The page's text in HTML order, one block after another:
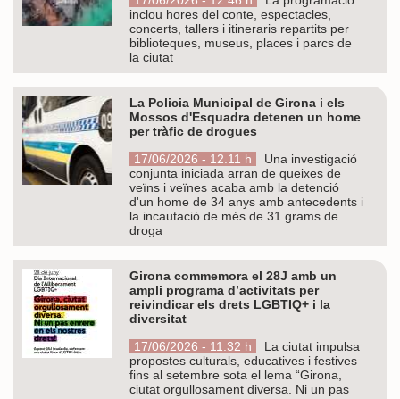
inclou hores del conte, espectacles,
concerts, tallers i itineraris repartits per
biblioteques, museus, places i parcs de
la ciutat
La Policia Municipal de Girona i els
Mossos d'Esquadra detenen un home
per tràfic de drogues
17/06/2026 - 12.11 h
Una investigació
conjunta iniciada arran de queixes de
veïns i veïnes acaba amb la detenció
d'un home de 34 anys amb antecedents i
la incautació de més de 31 grams de
droga
Girona commemora el 28J amb un
ampli programa d’activitats per
reivindicar els drets LGBTIQ+ i la
diversitat
17/06/2026 - 11.32 h
La ciutat impulsa
propostes culturals, educatives i festives
fins al setembre sota el lema “Girona,
ciutat orgullosament diversa. Ni un pas